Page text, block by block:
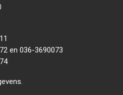
en 036-3690073